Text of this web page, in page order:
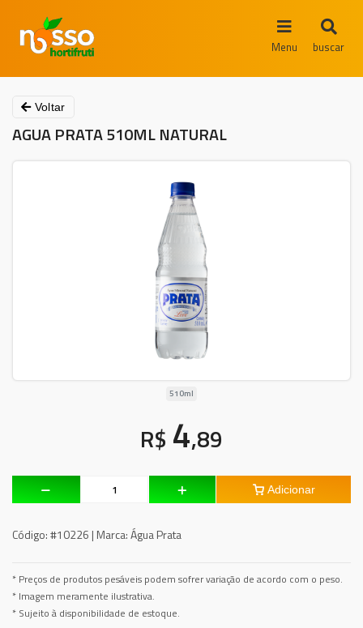
Menu buscar
Voltar
AGUA PRATA 510ML NATURAL
510ml
R$ 4,89
Adicionar
Código:#10226 | Marca:Água Prata
* Preços de produtos pesáveis podem sofrer variação de acordo com o peso.
* Imagem meramente ilustrativa.
* Sujeito à disponibilidade de estoque.